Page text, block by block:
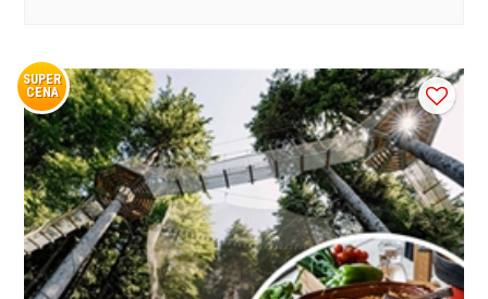
SUPER
CENA